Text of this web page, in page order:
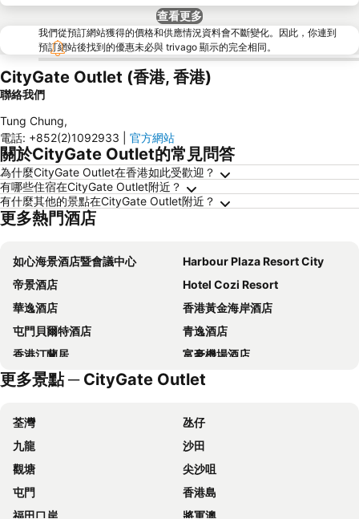
查看更多
我們從預訂網站獲得的價格和供應情況資料會不斷變化。因此，你連到
預訂網站後找到的優惠未必與 trivago 顯示的完全相同。
CityGate Outlet (香港, 香港)
聯絡我們
Tung Chung,
電話: +852(2)1092933 官方網站
關於CityGate Outlet的常見問答
為什麼CityGate Outlet在香港如此受歡迎？
有哪些住宿在CityGate Outlet附近？
有什麼其他的景點在CityGate Outlet附近？
更多熱門酒店
如心海景酒店暨會議中心
Harbour Plaza Resort City
帝景酒店
Hotel Cozi Resort
華逸酒店
香港黃金海岸酒店
屯門貝爾特酒店
青逸酒店
香港汀蘭居
富豪機場酒店
迪士尼好萊塢酒店
Regala Skycity Hotel
Disney Explorers Lodge
Hong Kong Disneyland Hotel
Novotel Hong Kong Citygate
香港天際萬豪酒店
The Silveri Hotel Hong Kong - MGallery Collection
香港名都酒店
Sheraton Hong Kong Tung Chung Hotel
美達會館酒店
更多景點 ─ CityGate Outlet
荃灣
氹仔
九龍
沙田
觀塘
尖沙咀
屯門
香港島
福田口岸
將軍澳